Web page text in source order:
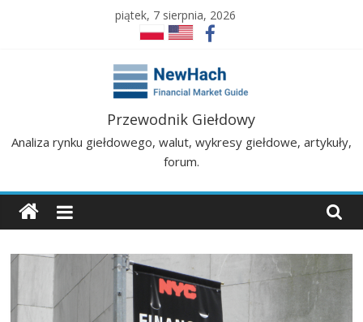
piątek, 7 sierpnia, 2026
NewHach
Przewodnik
Giełdowy
|
Przewodnik Giełdowy
Analiza rynku giełdowego, walut, wykresy giełdowe, artykuły,
forum.